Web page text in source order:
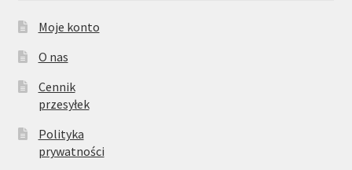
Moje konto
O nas
Cennik
przesyłek
Polityka
prywatności